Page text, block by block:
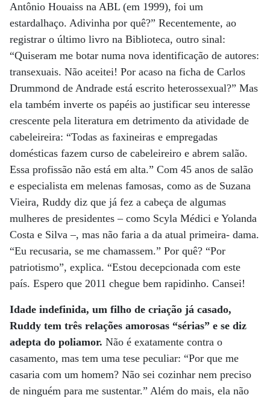
Antônio Houaiss na ABL (em 1999), foi um
estardalhaço. Adivinha por quê?” Recentemente, ao
registrar o último livro na Biblioteca, outro sinal:
“Quiseram me botar numa nova identificação de autores:
transexuais. Não aceitei! Por acaso na ficha de Carlos
Drummond de Andrade está escrito heterossexual?” Mas
ela também inverte os papéis ao justificar seu interesse
crescente pela literatura em detrimento da atividade de
cabeleireira: “Todas as faxineiras e empregadas
domésticas fazem curso de cabeleireiro e abrem salão.
Essa profissão não está em alta.” Com 45 anos de salão
e especialista em melenas famosas, como as de Suzana
Vieira, Ruddy diz que já fez a cabeça de algumas
mulheres de presidentes – como Scyla Médici e Yolanda
Costa e Silva –, mas não faria a da atual primeira- dama.
“Eu recusaria, se me chamassem.” Por quê? “Por
patriotismo”, explica. “Estou decepcionada com este
país. Espero que 2011 chegue bem rapidinho. Cansei!
Idade indefinida, um filho de criação já casado,
Ruddy tem três relações amorosas “sérias” e se diz
adepta do poliamor. Não é exatamente contra o
casamento, mas tem uma tese peculiar: “Por que me
casaria com um homem? Não sei cozinhar nem preciso
de ninguém para me sustentar.” Além do mais, ela não